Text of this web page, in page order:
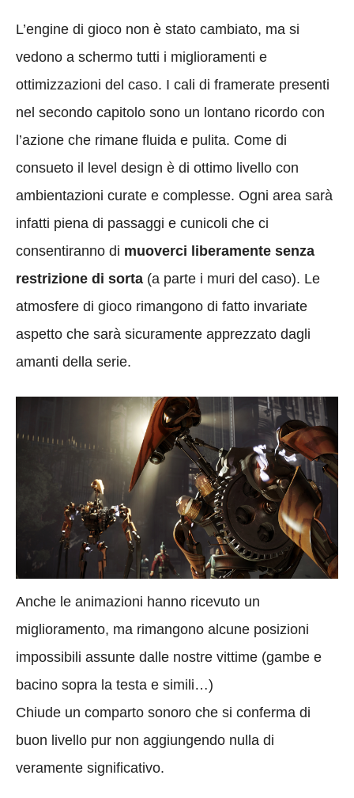
L’engine di gioco non è stato cambiato, ma si
vedono a schermo tutti i miglioramenti e
ottimizzazioni del caso. I cali di framerate presenti
nel secondo capitolo sono un lontano ricordo con
l’azione che rimane fluida e pulita. Come di
consueto il level design è di ottimo livello con
ambientazioni curate e complesse. Ogni area sarà
infatti piena di passaggi e cunicoli che ci
consentiranno di muoverci liberamente senza
restrizione di sorta (a parte i muri del caso). Le
atmosfere di gioco rimangono di fatto invariate
aspetto che sarà sicuramente apprezzato dagli
amanti della serie.
Anche le animazioni hanno ricevuto un
miglioramento, ma rimangono alcune posizioni
impossibili assunte dalle nostre vittime (gambe e
bacino sopra la testa e simili…)
Chiude un comparto sonoro che si conferma di
buon livello pur non aggiungendo nulla di
veramente significativo.